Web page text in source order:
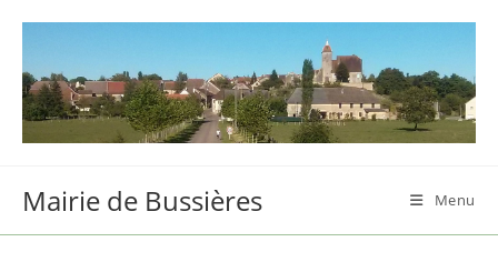
content
Mairie de Bussières Menu